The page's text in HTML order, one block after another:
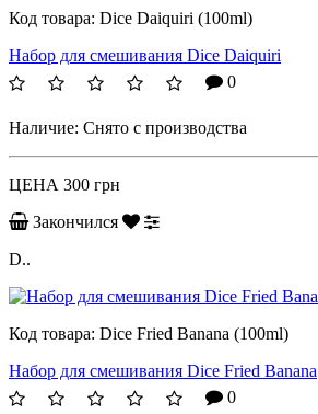
Код товара: Dice Daiquiri (100ml)
Набор для смешивания Dice Daiquiri
0
Наличие: Снято с производства
ЦЕНА 300 грн
Закончился
D..
Код товара: Dice Fried Banana (100ml)
Набор для смешивания Dice Fried Banana
0